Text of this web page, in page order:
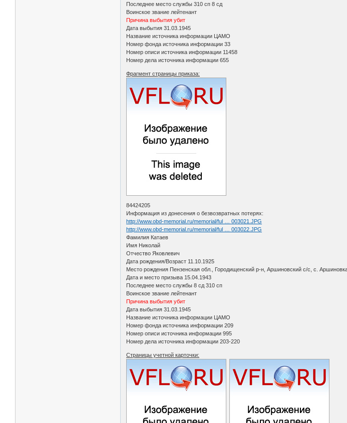
Последнее место службы 310 сп 8 сд
Воинское звание лейтенант
Причина выбытия убит
Дата выбытия 31.03.1945
Название источника информации ЦАМО
Номер фонда источника информации 33
Номер описи источника информации 11458
Номер дела источника информации 655
Фрагмент страницы приказа:
84424205
Информация из донесения о безвозвратных потерях:
http://www.obd-memorial.ru/memorial/ful … 003021.JPG
http://www.obd-memorial.ru/memorial/ful … 003022.JPG
Фамилия Катаев
Имя Николай
Отчество Яковлевич
Дата рождения/Возраст 11.10.1925
Место рождения Пензенская обл., Городищенский р-н, Аршиновский с/с, с.
Дата и место призыва 15.04.1943
Последнее место службы 8 сд 310 сп
Воинское звание лейтенант
Причина выбытия убит
Дата выбытия 31.03.1945
Название источника информации ЦАМО
Номер фонда источника информации 209
Номер описи источника информации 995
Номер дела источника информации 203-220
Страницы учетной карточки: